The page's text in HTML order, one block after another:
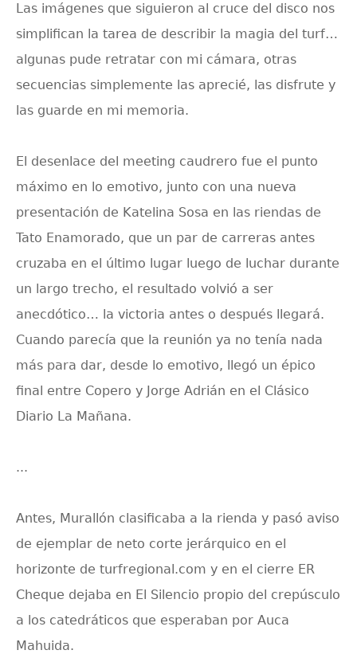
Las imágenes que siguieron al cruce del disco nos
simplifican la tarea de describir la magia del turf…
algunas pude retratar con mi cámara, otras
secuencias simplemente las aprecié, las disfrute y
las guarde en mi memoria.
El desenlace del meeting caudrero fue el punto
máximo en lo emotivo, junto con una nueva
presentación de Katelina Sosa en las riendas de
Tato Enamorado, que un par de carreras antes
cruzaba en el último lugar luego de luchar durante
un largo trecho, el resultado volvió a ser
anecdótico… la victoria antes o después llegará.
Cuando parecía que la reunión ya no tenía nada
más para dar, desde lo emotivo, llegó un épico
final entre Copero y Jorge Adrián en el Clásico
Diario La Mañana.
...
Antes, Murallón clasificaba a la rienda y pasó aviso
de ejemplar de neto corte jerárquico en el
horizonte de turfregional.com y en el cierre ER
Cheque dejaba en El Silencio propio del crepúsculo
a los catedráticos que esperaban por Auca
Mahuida.